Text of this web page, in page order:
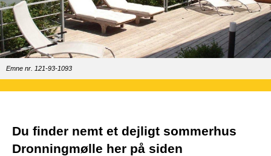
Emne nr. 121-93-1093
Du finder nemt et dejligt sommerhus
Dronningmølle her på siden